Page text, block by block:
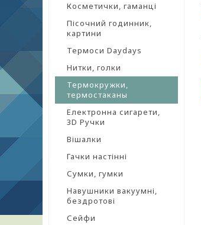
Косметички, гаманці
Пісочний годинник,
картини
Термоси Daydays
Нитки, голки
Термокружки,
термостаканы
Електронна сигарети,
3D Ручки
Вішалки
Гачки настінні
Сумки, гумки
Навушники вакуумні,
бездротові
Сейфи